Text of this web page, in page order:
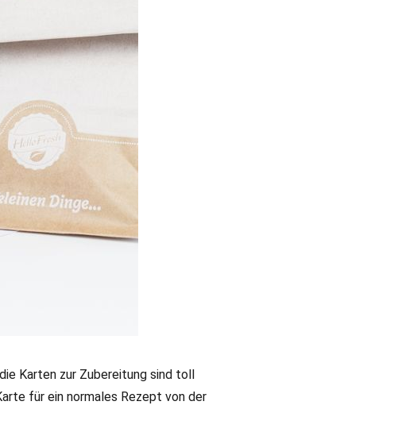
Karten zur Zubereitung sind toll
für ein normales Rezept von der